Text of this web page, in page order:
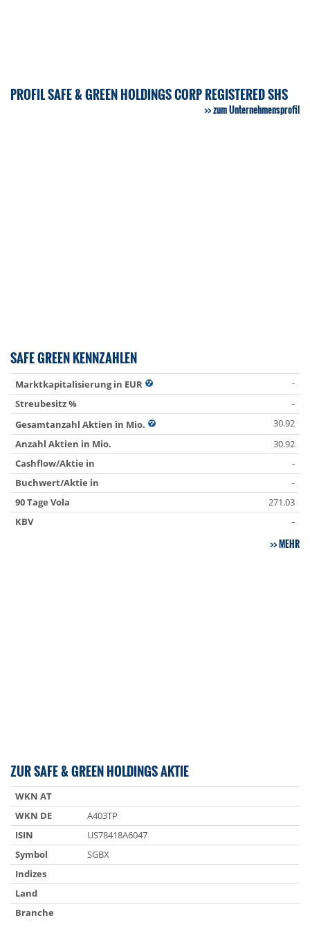
PROFIL SAFE & GREEN HOLDINGS CORP REGISTERED SHS
zum Unternehmensprofil
SAFE GREEN KENNZAHLEN
Marktkapitalisierung in EUR
-
Streubesitz %
-
Gesamtanzahl Aktien in Mio.
30.92
Anzahl Aktien in Mio.
30.92
Cashflow/Aktie in
-
Buchwert/Aktie in
-
90 Tage Vola
271.03
KBV
-
MEHR
ZUR SAFE & GREEN HOLDINGS AKTIE
WKN AT
WKN DE
A403TP
ISIN
US78418A6047
Symbol
SGBX
Indizes
Land
Branche